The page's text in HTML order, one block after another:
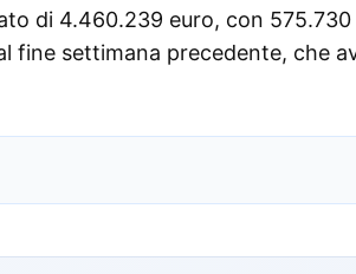
di 4.460.239 euro, con 575.730
fine settimana precedente, che